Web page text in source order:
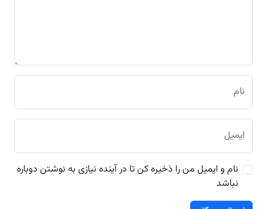
نام
ایمیل
نام و ایمیل من را ذخیره کن تا در آینده نیازی به نوشتن دوباره
نباشد